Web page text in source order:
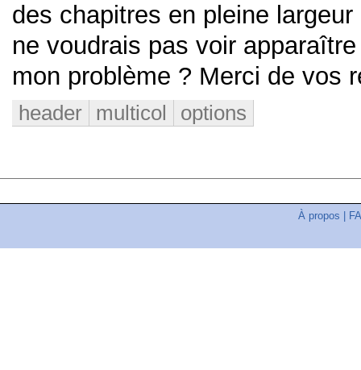
des chapitres en pleine
ne voudrais pas voir
mon problème ? Merci de vos
header multicol options
À propos